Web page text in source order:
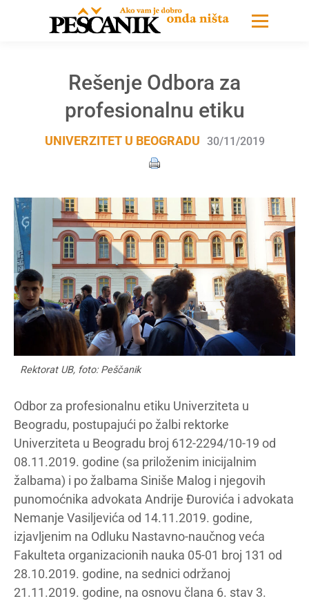
Rešenje Odbora za
profesionalnu etiku
UNIVERZITET U BEOGRADU 30/11/2019
Rektorat UB, foto: Peščanik
Odbor za profesionalnu etiku Univerziteta u
Beogradu, postupajući po žalbi rektorke
Univerziteta u Beogradu broj 612-2294/10-19 od
08.11.2019. godine (sa priloženim inicijalnim
žalbama) i po žalbama Siniše Malog i njegovih
punomoćnika advokata Andrije Đurovića i advokata
Nemanje Vasiljevića od 14.11.2019. godine,
izjavljenim na Odluku Nastavno-naučnog veća
Fakulteta organizacionih nauka 05-01 broj 131 od
28.10.2019. godine, na sednici održanoj
21.11.2019. godine, na osnovu člana 6. stav 3.